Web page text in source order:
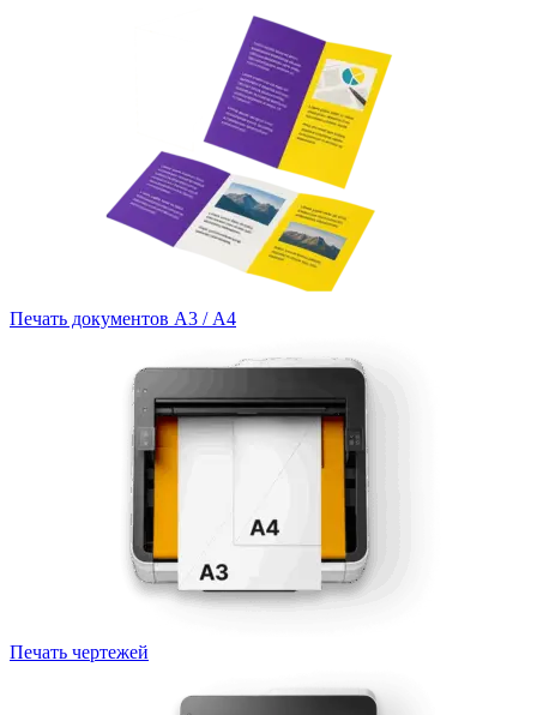
Печать документов А3 / А4
Печать чертежей